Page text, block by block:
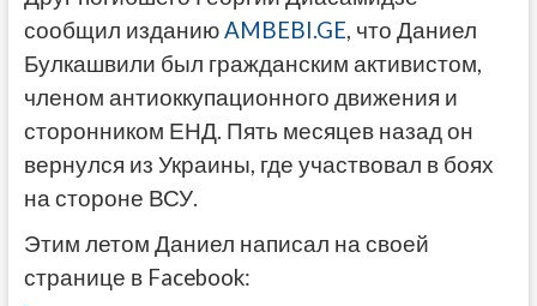
сообщил изданиюAMBEBI.GE, что Даниел
Булкашвили был гражданским активистом,
членом антиоккупационного движения и
сторонником ЕНД. Пять месяцев назад он
вернулся из Украины, где участвовал в боях
на стороне ВСУ.
Этим летом Даниел написал на своей
странице в Facebook: